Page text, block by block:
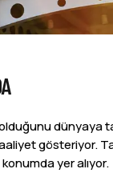
dünyaya
gösteriyor.
yer alıyor.